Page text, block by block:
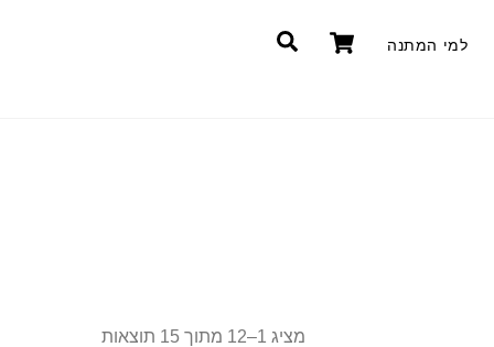
Cartחיפוש למי המתנה
מציג 1–12 מתוך 15 תוצאות